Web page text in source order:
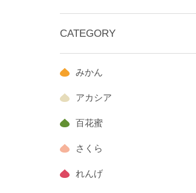
CATEGORY
みかん
アカシア
百花蜜
さくら
れんげ